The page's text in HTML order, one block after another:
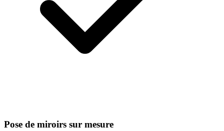
Pose de miroirs sur mesure